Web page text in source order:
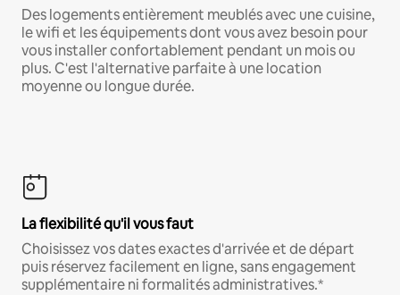
Des logements entièrement meublés avec une cuisine,
le wifi et les équipements dont vous avez besoin pour
vous installer confortablement pendant un mois ou
plus. C'est l'alternative parfaite à une location
moyenne ou longue durée.
La flexibilité qu'il vous faut
Choisissez vos dates exactes d'arrivée et de départ
puis réservez facilement en ligne, sans engagement
supplémentaire ni formalités administratives.*